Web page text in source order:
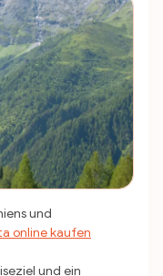
und
online kaufen
und ein